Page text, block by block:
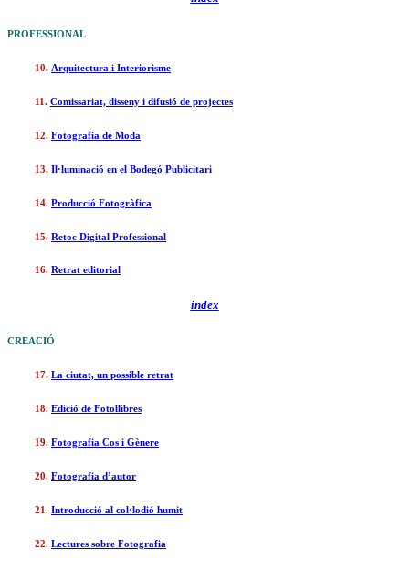
PROFESSIONAL
10. Arquitectura i Interiorisme
11. Comissariat, disseny i difusió de projectes
12. Fotografia de Moda
13. Il·luminació en el Bodegó Publicitari
14. Producció Fotogràfica
15. Retoc Digital Professional
16. Retrat editorial
index
CREACIÓ
17. La ciutat, un possible retrat
18. Edició de Fotollibres
19. Fotografia Cos i Gènere
20. Fotografia d’autor
21. Introducció al col·lodió humit
22. Lectures sobre Fotografia